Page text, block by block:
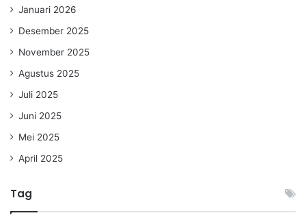
Januari 2026
Desember 2025
November 2025
Agustus 2025
Juli 2025
Juni 2025
Mei 2025
April 2025
Tag